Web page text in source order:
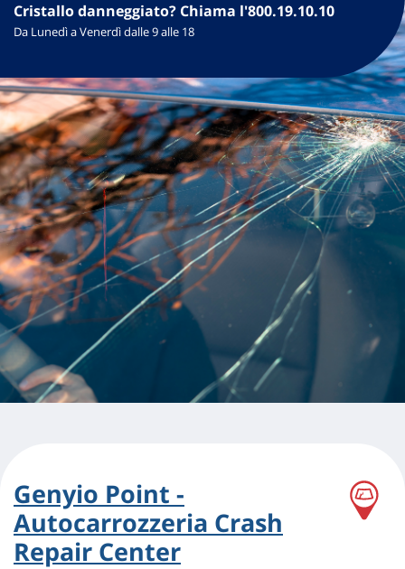
Cristallo danneggiato? Chiama l'800.19.10.10
Da Lunedì a Venerdì dalle 9 alle 18
Genyio Point -
Autocarrozzeria Crash
Repair Center